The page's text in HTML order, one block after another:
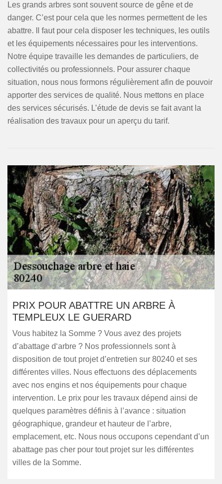
Les grands arbres sont souvent source de gêne et de
danger. C’est pour cela que les normes permettent de les
abattre. Il faut pour cela disposer les techniques, les outils
et les équipements nécessaires pour les interventions.
Notre équipe travaille les demandes de particuliers, de
collectivités ou professionnels. Pour assurer chaque
situation, nous nous formons régulièrement afin de pouvoir
apporter des services de qualité. Nous mettons en place
des services sécurisés. L’étude de devis se fait avant la
réalisation des travaux pour un aperçu du tarif.
PRIX POUR ABATTRE UN ARBRE À
TEMPLEUX LE GUERARD
Vous habitez la Somme ? Vous avez des projets
d’abattage d‘arbre ? Nos professionnels sont à
disposition de tout projet d’entretien sur 80240 et ses
différentes villes. Nous effectuons des déplacements
avec nos engins et nos équipements pour chaque
intervention. Le prix pour les travaux dépend ainsi de
quelques paramètres définis à l’avance : situation
géographique, grandeur et hauteur de l’arbre,
emplacement, etc. Nous nous occupons cependant d’un
abattage pas cher pour tout projet sur les différentes
villes de la Somme.